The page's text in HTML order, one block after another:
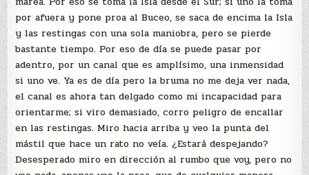
por afuera y pone proa al Buceo, se saca de encima la Isla
y las restingas con una sola maniobra, pero se pierde
bastante tiempo. Por eso de día se puede pasar por
adentro, por un canal que es amplísimo, una inmensidad
si uno ve. Ya es de día pero la bruma no me deja ver nada,
el canal es ahora tan delgado como mi incapacidad para
orientarme; si viro demasiado, corro peligro de encallar
en las restingas. Miro hacia arriba y veo la punta del
mástil que hace un rato no veía. ¿Estará despejando?
Desesperado miro en dirección al rumbo que voy, pero no